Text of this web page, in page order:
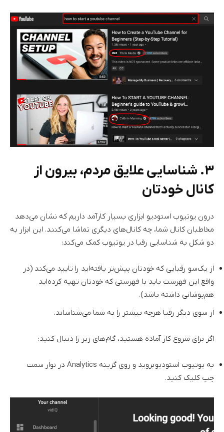
۳. شناسایی علایق مردم، بیرون از
کانال خودتان
درون یوتیوب استودیو ابزاری بسیار کارآمد داریم که نشان می‌دهد
مخاطبان کانال شما، چه کانال‌های دیگری تماشا می‌کنند. این ابزار به
دو شکل به شناسایی رقبا در یوتیوب کمک می‌کند:
از یک‌سو رقبایی که خودتان پیش‌تر یافته‌اید را تایید می‌کند (در
واقع این فهرست باید با فهرستی که خودتان تهیه کرده‌اید
هم‌پوشانی داشته باشد).
از سوی دیگر رقبا هرچه بیشتر را به شما می‌شناساند.
اگر برای شروع کار آماده هستید، گام‌های زیر را دنبال کنید:
به یوتیوب استودیو بروید و روی گزینه Analytics در نوار سمت
چپ کلیک کنید.